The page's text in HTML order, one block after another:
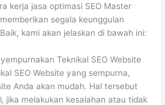
kerja jasa optimasi SEO Master
segala keunggulan
kami akan jelaskan di bawah ini:
Teknikal SEO Website
SEO Website yang sempurna,
Anda akan mudah. Hal tersebut
jika melakukan kesalahan atau tidak